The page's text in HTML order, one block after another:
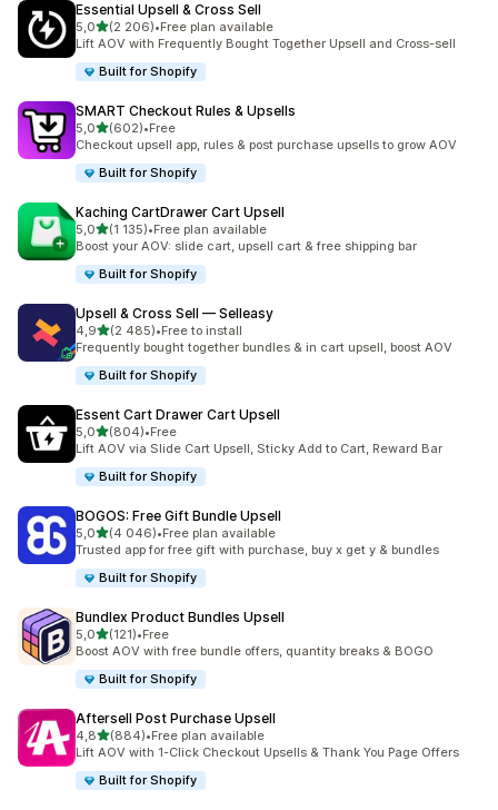
Essential Upsell & Cross Sell
5,0z 5 hvězd
(2 206)
Celkový počet recenzí: 2206
•Free plan available
Lift AOV with Frequently Bought Together Upsell and Cross-sell
Built for Shopify
SMART Checkout Rules & Upsells
5,0z 5 hvězd
(602)
Celkový počet recenzí: 602
•Free
Checkout upsell app, rules & post purchase upsells to grow AOV
Built for Shopify
Kaching CartDrawer Cart Upsell
5,0z 5 hvězd
(1 135)
Celkový počet recenzí: 1135
•Free plan available
Boost your AOV: slide cart, upsell cart & free shipping bar
Built for Shopify
Upsell & Cross Sell — Selleasy
4,9z 5 hvězd
(2 485)
Celkový počet recenzí: 2485
•Free to install
Frequently bought together bundles & in cart upsell, boost AOV
Built for Shopify
Essent Cart Drawer Cart Upsell
5,0z 5 hvězd
(804)
Celkový počet recenzí: 804
•Free
Lift AOV via Slide Cart Upsell, Sticky Add to Cart, Reward Bar
Built for Shopify
BOGOS: Free Gift Bundle Upsell
5,0z 5 hvězd
(4 046)
Celkový počet recenzí: 4046
•Free plan available
Trusted app for free gift with purchase, buy x get y & bundles
Built for Shopify
Bundlex Product Bundles Upsell
5,0z 5 hvězd
(121)
Celkový počet recenzí: 121
•Free
Boost AOV with free bundle offers, quantity breaks & BOGO
Built for Shopify
Aftersell Post Purchase Upsell
4,8z 5 hvězd
(884)
Celkový počet recenzí: 884
•Free plan available
Lift AOV with 1-Click Checkout Upsells & Thank You Page Offers
Built for Shopify